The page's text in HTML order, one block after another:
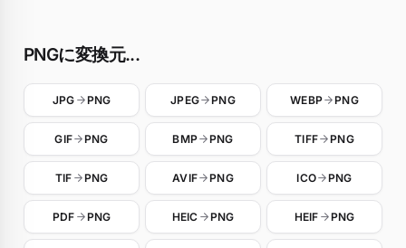
PNGに変換元...
JPG PNG JPEG PNG WEBP PNG
GIF PNG BMP PNG TIFF PNG
TIF PNG AVIF PNG ICO PNG
PDF PNG HEIC PNG HEIF PNG